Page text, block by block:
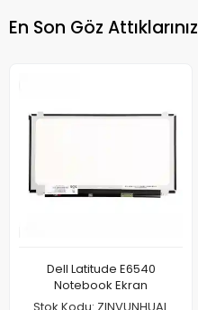
En Son Göz Attıklarınız
Dell Latitude E6540
Notebook Ekran